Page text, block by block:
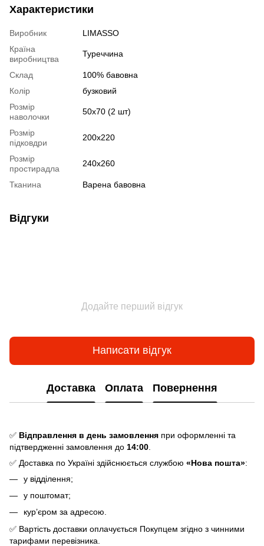
Характеристики
Виробник
LIMASSO
Країна
виробництва
Туреччина
Склад
100% бавовна
Колір
бузковий
Розмір
наволочки
50х70 (2 шт)
Розмір
підковдри
200х220
Розмір
простирадла
240х260
Тканина Варена бавовна
Відгуки
Додайте перший відгук
Написати відгук
Доставка Оплата Повернення
✅ Відправлення в день замовлення при оформленні та
підтвердженні замовлення до 14:00
✅ Доставка по Україні здійснюється службою «Нова пошта»:
у відділення;
у поштомат;
кур’єром за адресою.
✅ Вартість доставки оплачується Покупцем згідно з чинними
тарифами перевізника.